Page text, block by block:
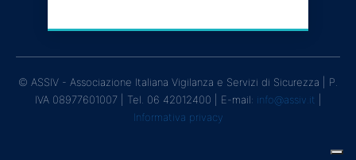
© ASSIV - Associazione Italiana Vigilanza e Servizi di Sicurezza | P.
IVA 08977601007 | Tel. 06 42012400 | E-mail: info@assiv.it
Informativa privacy